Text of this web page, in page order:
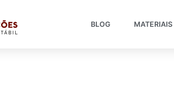
BLOG